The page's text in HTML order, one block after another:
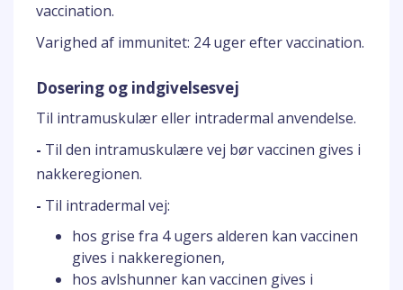
vaccination.
Varighed af immunitet: 24 uger efter vaccination.
Dosering og indgivelsesvej
Til intramuskulær eller intradermal anvendelse.
- Til den intramuskulære vej bør vaccinen gives i
nakkeregionen.
- Til intradermal vej:
hos grise fra 4 ugers alderen kan vaccinen
gives i nakkeregionen,
hos avlshunner kan vaccinen gives i